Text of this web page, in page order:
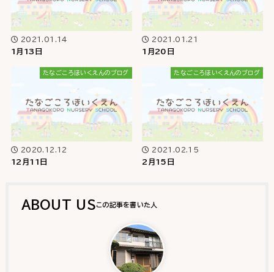
2021.01.14
1月13日
2021.01.21
1月20日
たなごころほいくえんのブログ
2020.12.12
12月11日
たなごころほいくえんのブログ
2021.02.15
2月15日
ABOUT US